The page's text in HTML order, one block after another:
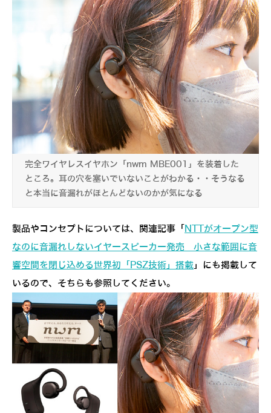
完全ワイヤレスイヤホン「nwm MBE001」を装着した
ところ。耳の穴を塞いでいないことがわかる・・そうなる
と本当に音漏れがほとんどないのかが気になる
製品やコンセプトについては、関連記事「 NTTがオープン型
なのに音漏れしないイヤースピーカー発売 小さな範囲に音
響空間を閉じ込める世界初「PSZ技術」搭載」にも掲載して
いるので、そちらも参照してください。